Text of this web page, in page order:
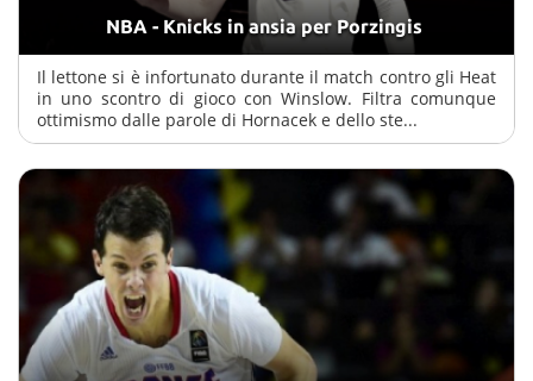
NBA - Knicks in ansia per Porzingis
Il lettone si è infortunato durante il match contro gli Heat
in uno scontro di gioco con Winslow. Filtra comunque
ottimismo dalle parole di Hornacek e dello ste...